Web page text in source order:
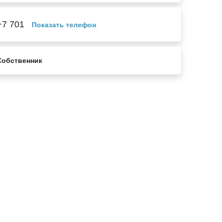
701 Показать телефон